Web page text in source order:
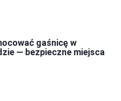
gaśnicę w
— bezpieczne miejsca